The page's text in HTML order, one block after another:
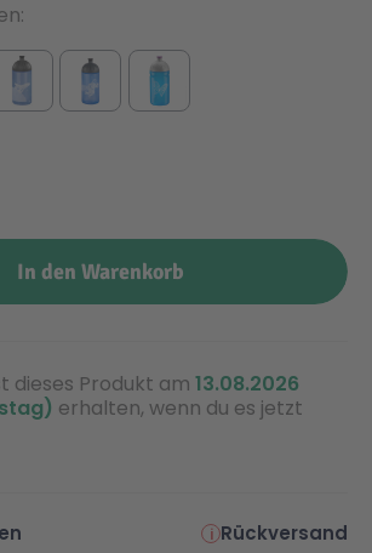
In den Warenkorb
dieses Produkt am 13.08.2026
erhalten, wenn du es jetzt
Rückversand